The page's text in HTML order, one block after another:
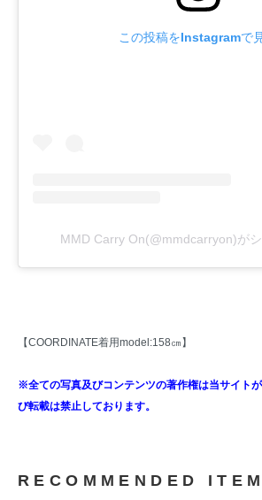
この投稿をInstagramで
MMD Carry On(@mmdcarryon)が
【COORDINATE着用model:158㎝】
※全ての写真及びコンテンツの著作権は当サイト
び転載は禁止しております。
RECOMMENDED ITEM